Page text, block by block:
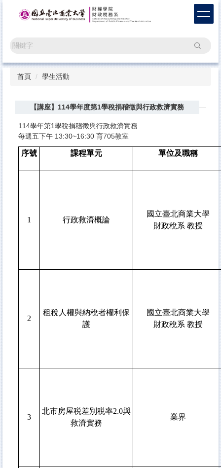
區
搜尋
首頁 學生活動
【講座】114學年度第1學稅捐稽徵與行政救濟實務
114學年第1學稅捐稽徵與行政救濟實務
每週五下午 13:30~16:30 育705教室
序號 課程單元 單位及職稱
1 行政救濟概論
國立臺北商業大學
財政稅系 教授
2
租稅人權與納稅者權利保
護
國立臺北商業大學
財政稅系 教授
3
北市房屋税差別税率2.0與
救濟實務
業界